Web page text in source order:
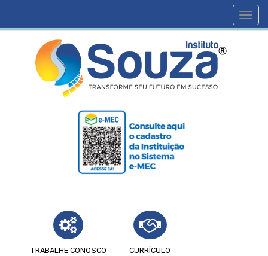
TRABALHE CONOSCO
CURRÍCULO